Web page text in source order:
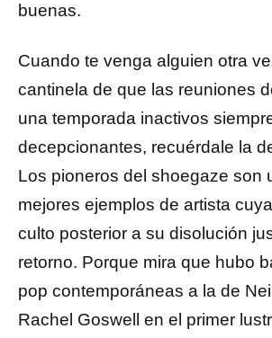
buenas.
Cuando te venga alguien otra
cantinela de que las reuniones
una temporada inactivos
decepcionantes, recuérdale la
Los pioneros del shoegaze son
mejores ejemplos de artista
culto posterior a su disolución
retorno. Porque mira que hubo
pop contemporáneas a la de
Rachel Goswell en el primer